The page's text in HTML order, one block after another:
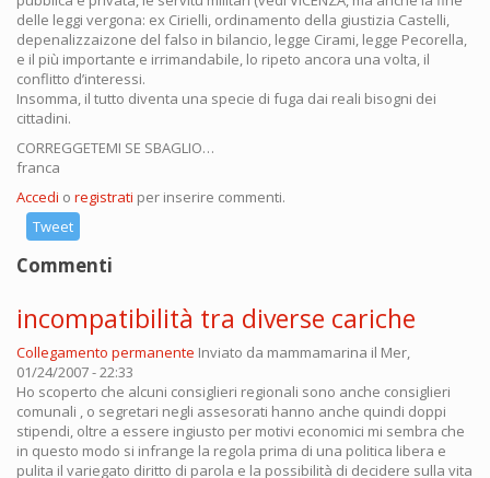
delle leggi vergona: ex Cirielli, ordinamento della giustizia Castelli,
depenalizzaizone del falso in bilancio, legge Cirami, legge Pecorella,
e il più importante e irrimandabile, lo ripeto ancora una volta, il
conflitto d’interessi.
Insomma, il tutto diventa una specie di fuga dai reali bisogni dei
cittadini.
CORREGGETEMI SE SBAGLIO…
franca
Accedi o registrati per inserire commenti.
Tweet
Commenti
incompatibilità tra diverse cariche
Collegamento permanente Inviato da mammamarina il Mer,
01/24/2007 - 22:33
Ho scoperto che alcuni consiglieri regionali sono anche consiglieri
comunali , o segretari negli assesorati hanno anche quindi doppi
stipendi, oltre a essere ingiusto per motivi economici mi sembra che
in questo modo si infrange la regola prima di una politica libera e
pulita il variegato diritto di parola e la possibilità di decidere sulla vita